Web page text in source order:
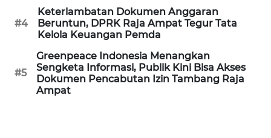
#4
Keterlambatan Dokumen Anggaran
Beruntun, DPRK Raja Ampat Tegur Tata
Kelola Keuangan Pemda
#5
Greenpeace Indonesia Menangkan
Sengketa Informasi, Publik Kini Bisa Akses
Dokumen Pencabutan Izin Tambang Raja
Ampat
WN
BALI
WN
KALBAR